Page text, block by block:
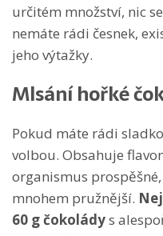
určitém množství, nic
nemáte rádi česnek,
jeho výtažky.
Mlsání hořké
Pokud máte rádi
volbou. Obsahuje
organismus
mnohem pružnější.
60 g čokoládys